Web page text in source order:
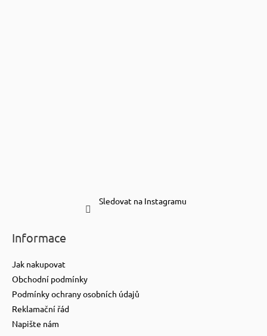
Sledovat na Instagramu
Informace
Jak nakupovat
Obchodní podmínky
Podmínky ochrany osobních údajů
Reklamační řád
Napište nám